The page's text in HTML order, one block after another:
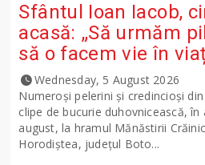
Sfântul Ioan Iacob,
acasă: „Să urmăm
să o facem vie în
Wednesday, 5 August 2026
Numeroși pelerini și credincioși
clipe de bucurie duhovnicească,
august, la hramul Mănăstirii
Horodiștea, județul Boto...